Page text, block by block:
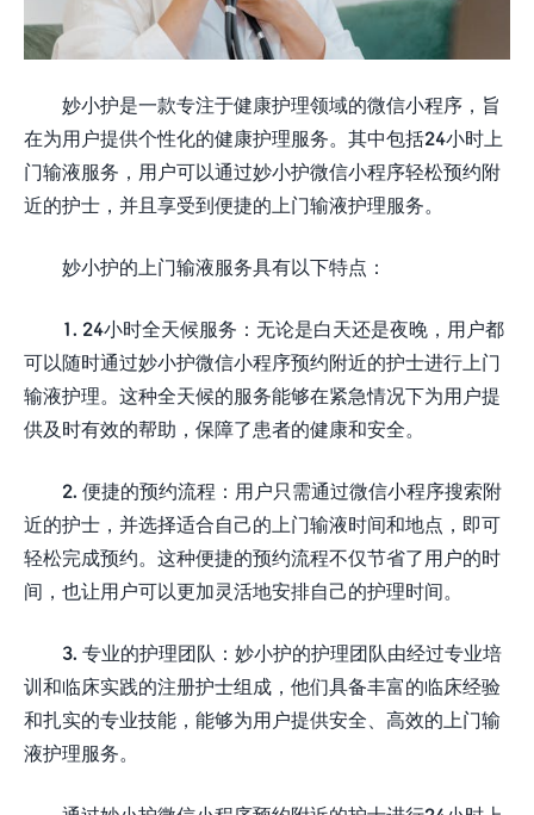
妙小护是一款专注于健康护理领域的微信小程序，旨
在为用户提供个性化的健康护理服务。其中包括24小时上
门输液服务，用户可以通过妙小护微信小程序轻松预约附
近的护士，并且享受到便捷的上门输液护理服务。
妙小护的上门输液服务具有以下特点：
1. 24小时全天候服务：无论是白天还是夜晚，用户都
可以随时通过妙小护微信小程序预约附近的护士进行上门
输液护理。这种全天候的服务能够在紧急情况下为用户提
供及时有效的帮助，保障了患者的健康和安全。
2. 便捷的预约流程：用户只需通过微信小程序搜索附
近的护士，并选择适合自己的上门输液时间和地点，即可
轻松完成预约。这种便捷的预约流程不仅节省了用户的时
间，也让用户可以更加灵活地安排自己的护理时间。
3. 专业的护理团队：妙小护的护理团队由经过专业培
训和临床实践的注册护士组成，他们具备丰富的临床经验
和扎实的专业技能，能够为用户提供安全、高效的上门输
液护理服务。